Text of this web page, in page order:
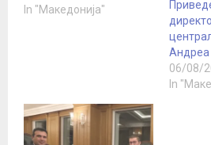
In "Македонија"
Андреа
06/08/
In